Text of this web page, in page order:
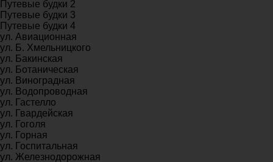
Путевые будки 2
Путевые будки 3
Путевые будки 4
ул. Авиационная
ул. Б. Хмельницкого
ул. Бакинская
ул. Ботаническая
ул. Виноградная
ул. Водопроводная
ул. Гастелло
ул. Гвардейская
ул. Гоголя
ул. Горная
ул. Госпитальная
ул. Железнодорожная